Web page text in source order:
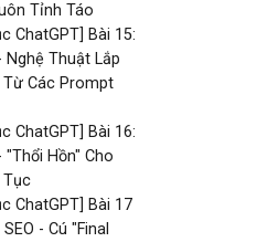
Tỉnh Táo
ChatGPT] Bài 15:
Thuật Lắp
Từ Các Prompt
ChatGPT] Bài 16:
Hồn" Cho
Tục
ChatGPT] Bài 17
- Cú "Final